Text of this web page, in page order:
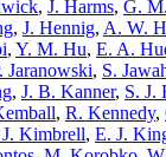
, J. Harms, G.
, J. Hennig, A. W.
, Y. M. Hu, E. A.
Jaranowski, S.
, J. B. Kanner, S. J.
, R. Kennedy,
J. Kimbrell, E. J.